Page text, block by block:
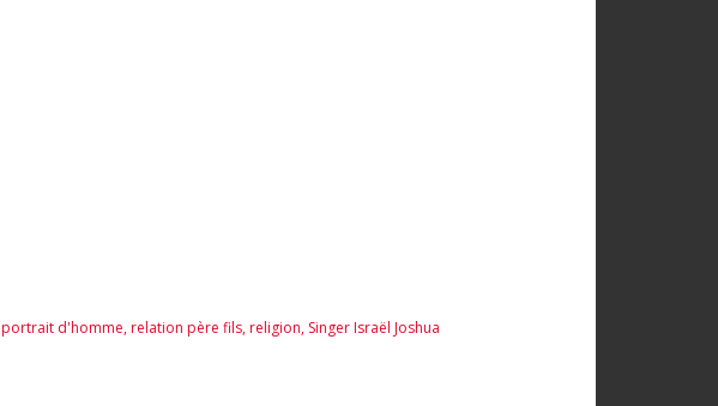
portrait d'homme,relation père fils,religion, Singer Israël Joshua